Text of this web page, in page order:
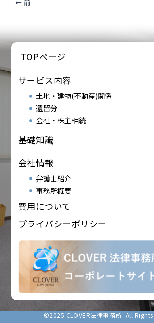
前
TOPページ
サービス内容
土地・建物(不動産)関係
遺留分
会社・株主相続
基礎知識
会社情報
弁護士紹介
事務所概要
費用について
プライバシーポリシー
©2025 CLOVER法律事務所. All